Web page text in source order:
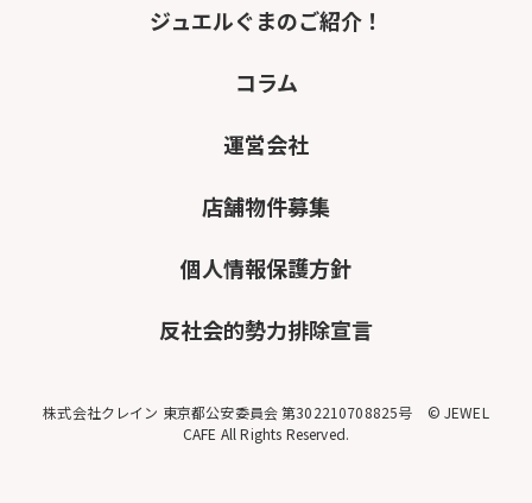
ジュエルぐまのご紹介！
コラム
運営会社
店舗物件募集
個人情報保護方針
反社会的勢力排除宣言
株式会社クレイン 東京都公安委員会 第302210708825号 © JEWEL
CAFE All Rights Reserved.